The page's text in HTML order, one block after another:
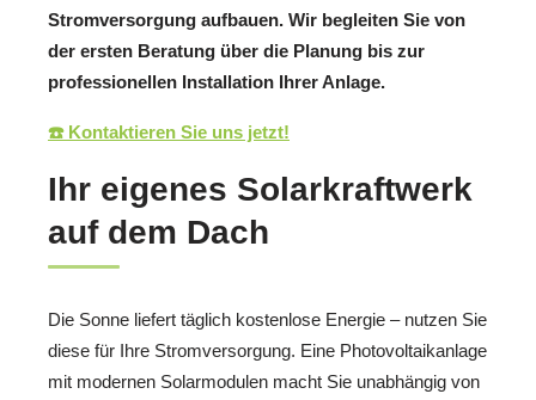
Stromversorgung aufbauen. Wir begleiten Sie von
der ersten Beratung über die Planung bis zur
professionellen Installation Ihrer Anlage.
☎️ Kontaktieren Sie uns jetzt!
Ihr eigenes Solarkraftwerk
auf dem Dach
Die Sonne liefert täglich kostenlose Energie – nutzen Sie
diese für Ihre Stromversorgung. Eine Photovoltaikanlage
mit modernen Solarmodulen macht Sie unabhängig von